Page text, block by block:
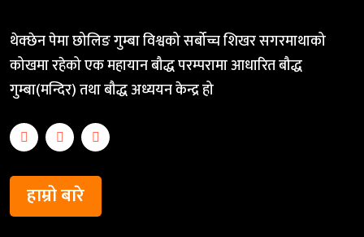
थेक्छेन पेमा छोलिङ गुम्बा विश्वको सर्बोच्च शिखर सगरमाथाको
कोखमा रहेको एक महायान बौद्ध परम्परामा आधारित बौद्ध
गुम्बा(मन्दिर) तथा बौद्ध अध्ययन केन्द्र हो
हाम्रो बारे